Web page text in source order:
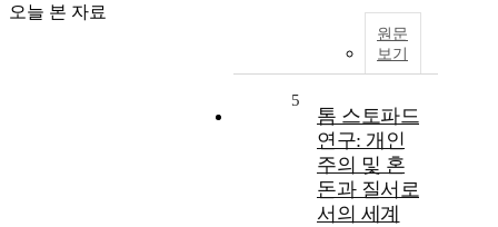
오늘 본 자료
원문
보기
5
톰 스토파드
연구: 개인
주의 및 혼
돈과 질서로
서의 세계